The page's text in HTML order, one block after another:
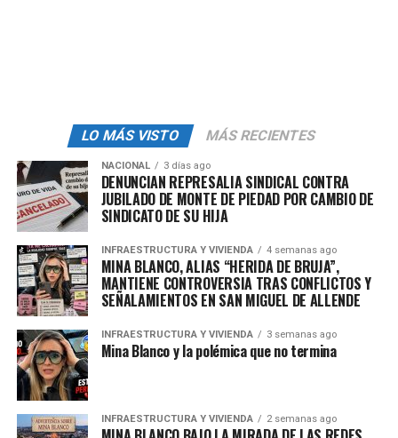
Al sitio acudieron elementos deProtección Civil
Bomberospara atender la emergencia. Pasadas las
la mañana seescuchóunafuerte explosiónen el
inmueble, sin reporte delesionados.
Minutos después se confirmó la
persona atrapadaen elsupermercadomientras se
incendiaba
, que fuerescatada sin lesionespor los
cuerpos de emergencia. Fue trasladadoa un hospital
únicamente por
Autoridades informaron que en la parte trasera del
inmueblehay un
unboquete
LO MÁS VISTO MÁS RECIENTES
NACIONAL 3 días ago
DENUNCIAN REPRESALIA SINDICAL CONTRA
JUBILADO DE MONTE DE PIEDAD POR CAMBIO DE
SINDICATO DE SU HIJA
INFRAESTRUCTURA Y VIVIENDA 4 semanas ago
MINA BLANCO, ALIAS “HERIDA DE BRUJA”,
MANTIENE CONTROVERSIA TRAS CONFLICTOS Y
SEÑALAMIENTOS EN SAN MIGUEL DE ALLENDE
INFRAESTRUCTURA Y VIVIENDA 3 semanas ago
Mina Blanco y la polémica que no termina
INFRAESTRUCTURA Y VIVIENDA 2 semanas ago